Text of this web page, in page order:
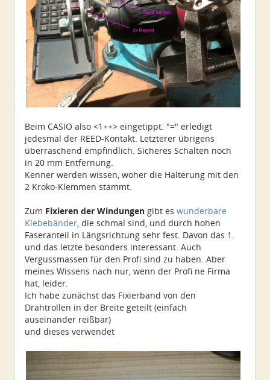
Beim CASIO also <1++> eingetippt. "=" erledigt
jedesmal der REED-Kontakt. Letzterer übrigens
überraschend empfindlich. Sicheres Schalten noch
in 20 mm Entfernung.
Kenner werden wissen, woher die Halterung mit den
2 Kroko-Klemmen stammt.
Zum Fixieren der Windungen gibt es wunderbare
Klebebänder, die schmal sind, und durch hohen
Faseranteil in Längsrichtung sehr fest. Davon das 1.
und das letzte besonders interessant. Auch
Vergussmassen für den Profi sind zu haben. Aber
meines Wissens nach nur, wenn der Profi ne Firma
hat, leider.
Ich habe zunächst das Fixierband von den
Drahtrollen in der Breite geteilt (einfach
auseinander reißbar)
und dieses verwendet